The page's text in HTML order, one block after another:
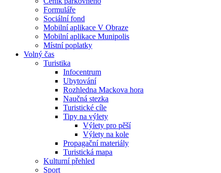
Formuláře
Sociální fond
Mobilní aplikace V Obraze
Mobilní aplikace Munipolis
Místní poplatky
Volný čas
Turistika
Infocentrum
Ubytování
Rozhledna Mackova hora
Naučná stezka
Turistické cíle
Tipy na výlety
Výlety pro pěší
Výlety na kole
Propagační materiály
Turistická mapa
Kulturní přehled
Sport